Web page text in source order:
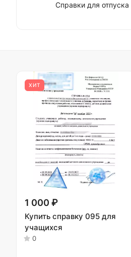
Справки для отпуска
ХИТ
1 000 ₽
Купить справку 095 для
учащихся
0